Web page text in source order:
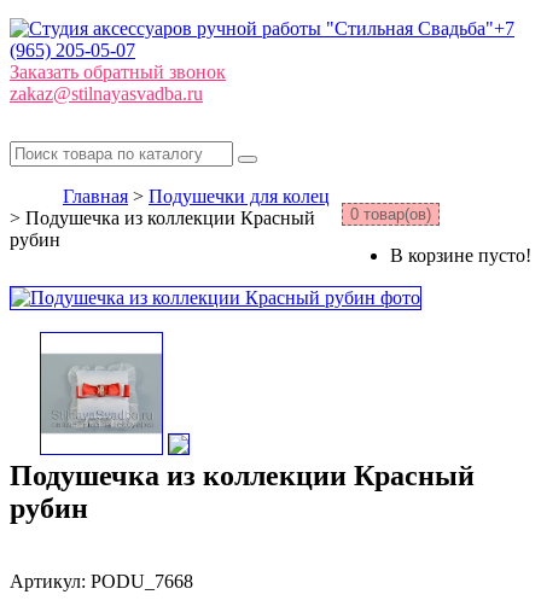
+7
(965) 205-05-07
Заказать обратный звонок
zakaz@stilnayasvadba.ru
0 товар(ов)
В корзине пусто!
Главная > Подушечки для колец
> Подушечка из коллекции Красный
рубин
Подушечка из коллекции Красный
рубин
Артикул: PODU_7668